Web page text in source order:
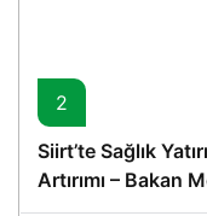
2
Siirt’te Sağlık
Artırımı – Bakan